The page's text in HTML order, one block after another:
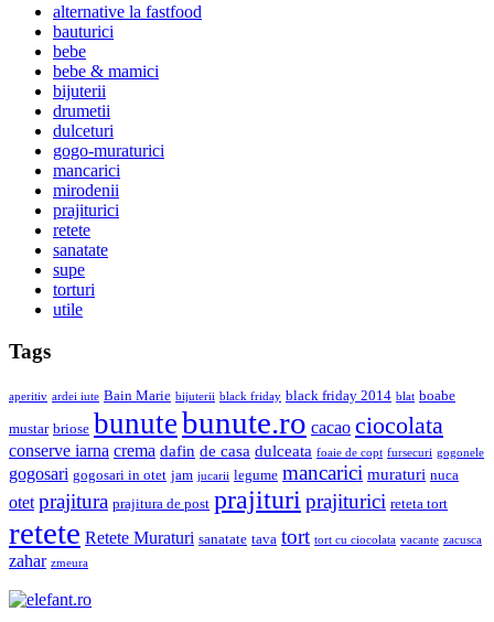
alternative la fastfood
bauturici
bebe
bebe & mamici
bijuterii
drumetii
dulceturi
gogo-muraturici
mancarici
mirodenii
prajiturici
retete
sanatate
supe
torturi
utile
Tags
aperitiv ardei iute Bain Marie bijuterii black friday black friday 2014 blat boabe
mustar briose bunutebunute.ro cacao ciocolata
conserve iarna crema dafin de casa dulceata foaie de copt fursecuri gogonele
gogosari gogosari in otet jam jucarii legume mancarici muraturi nuca
otet prajitura prajitura de post prajituri prajiturici reteta tort
retete Retete Muraturi sanatate tava tort tort cu ciocolata vacante zacusca
zahar zmeura